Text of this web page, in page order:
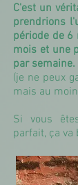
C'est un
prendrions
période de 6
mois et une
par semaine.
(je ne peux
mais au
Si vous
parfait, ça va